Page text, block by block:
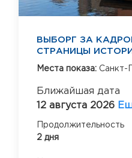
ВЫБОРГ ЗА
СТРАНИЦЫ
Места показа: Санкт-
Ближайшая дата
12 августа 2026
Продолжительность
2 дня